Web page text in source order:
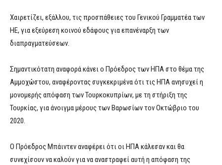
Χαιρετίζει, εξάλλου, τις προσπάθειες του Γενικού Γραμματέα των
ΗΕ, για εξεύρεση κοινού εδάφους για επανέναρξη των
διαπραγματεύσεων.
Σημαντικότατη αναφορά κάνει ο Πρόεδρος των ΗΠΑ στο θέμα της
Αμμοχώστου, αναφέροντας συγκεκριμένα ότι τις ΗΠΑ ανησυχεί η
μονομερής απόφαση των Τουρκοκυπρίων, με τη στήριξη της
Τουρκίας, για άνοιγμα μέρους των Βαρωσίων τον Οκτώβριο του
2020.
Ο Πρόεδρος Μπάιντεν αναφέρει ότι οι ΗΠΑ κάλεσαν και θα
συνεχίσουν να καλούν για να αναστραφεί αυτή η απόφαση της